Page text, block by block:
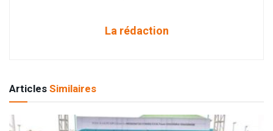
La rédaction
ArticlesSimilaires